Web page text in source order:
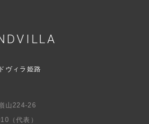
ヴィラ姫路
山224-26
（代表）